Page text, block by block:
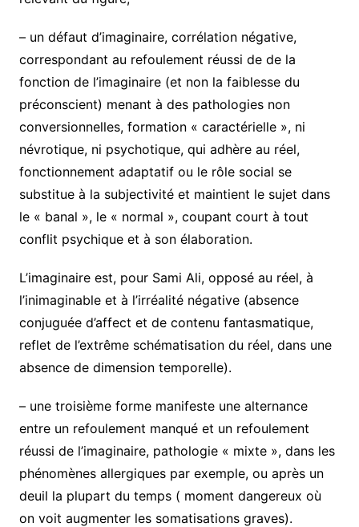
– un défaut d’imaginaire, corrélation négative,
correspondant au refoulement réussi de de la
fonction de l’imaginaire (et non la faiblesse du
préconscient) menant à des pathologies non
conversionnelles, formation « caractérielle », ni
névrotique, ni psychotique, qui adhère au réel,
fonctionnement adaptatif ou le rôle social se
substitue à la subjectivité et maintient le sujet dans
le « banal », le « normal », coupant court à tout
conflit psychique et à son élaboration.
L’imaginaire est, pour Sami Ali, opposé au réel, à
l’inimaginable et à l’irréalité négative (absence
conjuguée d’affect et de contenu fantasmatique,
reflet de l’extrême schématisation du réel, dans une
absence de dimension temporelle).
– une troisième forme manifeste une alternance
entre un refoulement manqué et un refoulement
réussi de l’imaginaire, pathologie « mixte », dans les
phénomènes allergiques par exemple, ou après un
deuil la plupart du temps ( moment dangereux où
on voit augmenter les somatisations graves).